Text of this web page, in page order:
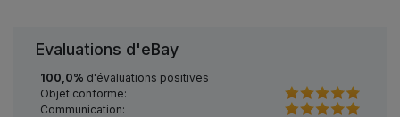
Evaluations d'eBay
100,0% d'évaluations positives
Objet conforme:
Communication: